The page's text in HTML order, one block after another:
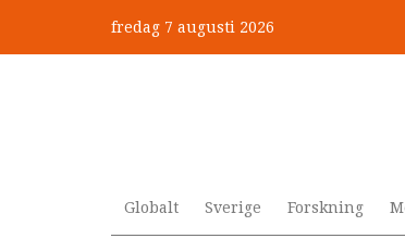
huvudinnehåll
fredag 7 augusti 2026
Globalt Sverige Forskning
”Jobbet gick bra –